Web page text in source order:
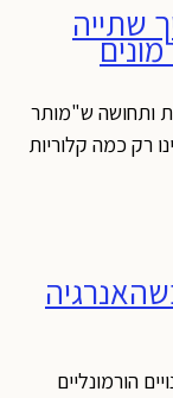
שתייה
ותחושה ש"מותר
רק כמה קלוריות
הורמונליים